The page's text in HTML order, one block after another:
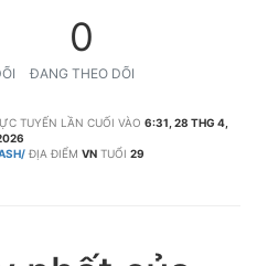
0
ĐANG THEO DÕI
TUYẾN LẦN CUỐI VÀO 6:31, 28 THG 4,
ĐỊA ĐIỂM VN TUỔI 29